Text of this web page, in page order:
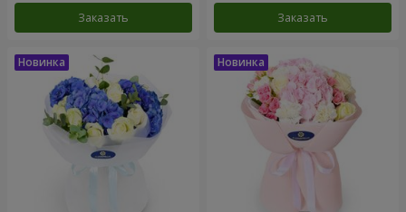
Заказать Заказать